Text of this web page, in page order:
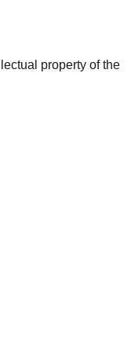
property of the